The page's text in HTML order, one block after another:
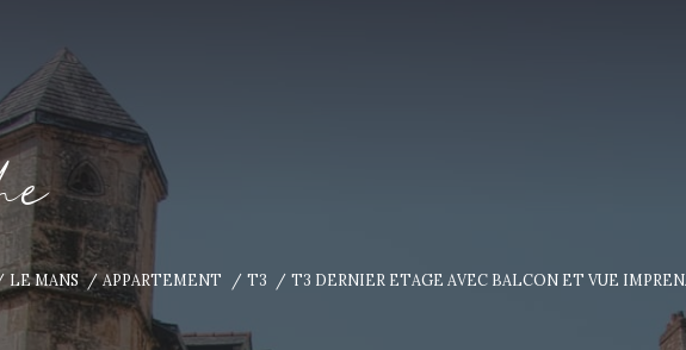
e
LE MANS APPARTEMENT T3 T3 DERNIER ETAGE AVEC BALCON ET VUE